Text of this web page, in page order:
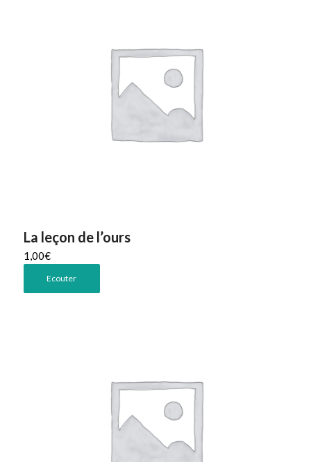
La leçon de l’ours
1,00€
Ecouter